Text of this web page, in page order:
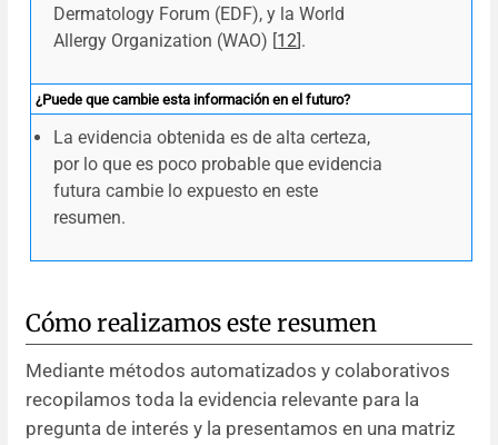
Dermatology Forum (EDF), y la World
Allergy Organization (WAO) [12].
¿Puede que cambie esta información en el futuro?
La evidencia obtenida es de alta certeza,
por lo que es poco probable que evidencia
futura cambie lo expuesto en este
resumen.
Cómo realizamos este resumen
Mediante métodos automatizados y colaborativos
recopilamos toda la evidencia relevante para la
pregunta de interés y la presentamos en una matriz